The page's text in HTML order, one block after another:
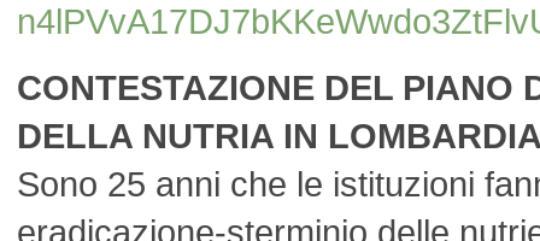
CONTESTAZIONE DEL PIANO
DELLA NUTRIA IN
Sono 25 anni che le istituzioni
eradicazione-sterminio delle